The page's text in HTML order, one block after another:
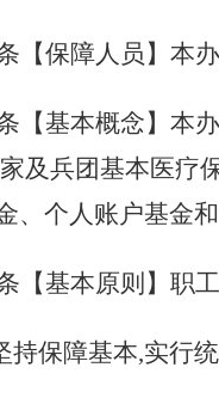
【保障人员】本
【基本概念】本
及兵团基本医疗
、个人账户基金
【基本原则】职
持保障基本,实行